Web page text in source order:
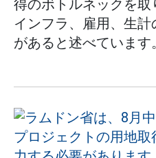
得のボトルネックを取
インフラ、雇用、生
があると述べています。